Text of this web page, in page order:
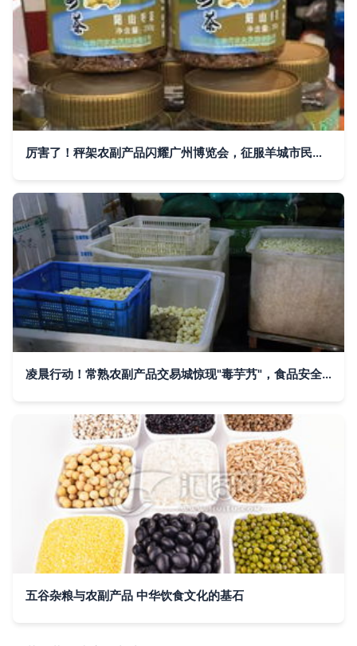
厉害了！秤架农副产品闪耀广州博览会，征服羊城市民味蕾
凌晨行动！常熟农副产品交易城惊现"毒芋艿"，食品安全警钟再次敲响
五谷杂粮与农副产品 中华饮食文化的基石